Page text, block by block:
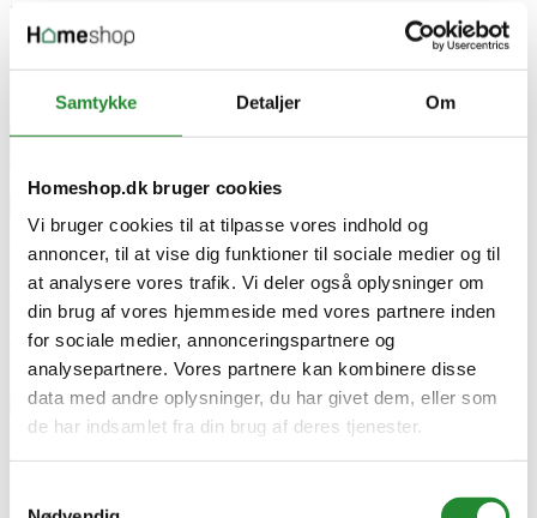
Samtykke Detaljer Om
Homeshop.dk bruger cookies
Vi bruger cookies til at tilpasse vores indhold og
annoncer, til at vise dig funktioner til sociale medier og til
at analysere vores trafik. Vi deler også oplysninger om
din brug af vores hjemmeside med vores partnere inden
for sociale medier, annonceringspartnere og
analysepartnere. Vores partnere kan kombinere disse
data med andre oplysninger, du har givet dem, eller som
de har indsamlet fra din brug af deres tjenester.

DKK 1.999,00
Tilføj til kurv

Philips HR1921/20 - Saftpresser
DKK 1.999,00